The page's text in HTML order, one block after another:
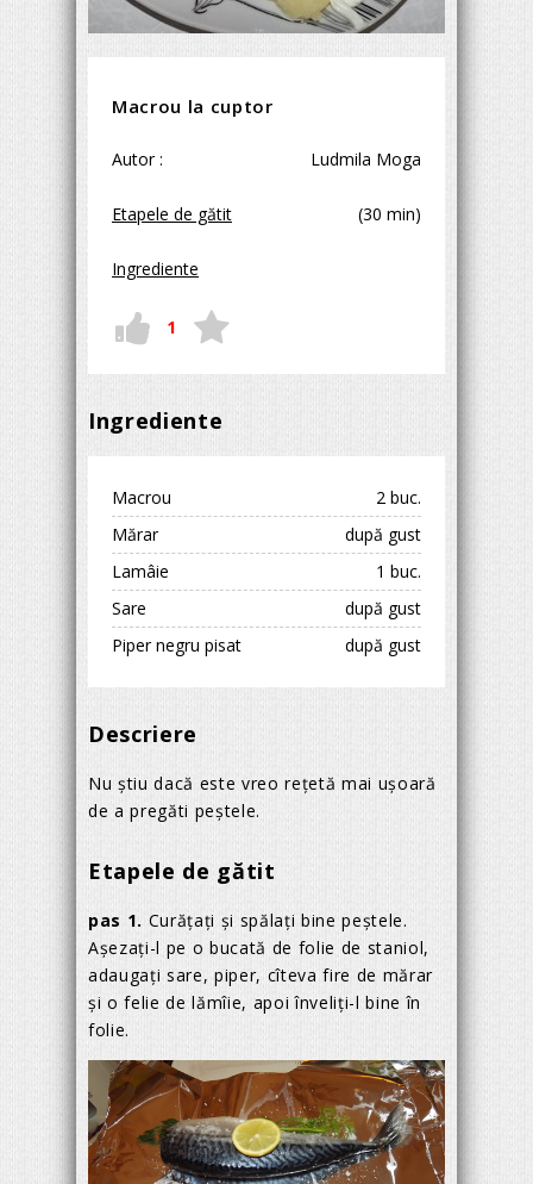
Macrou la cuptor
Autor : Ludmila Moga
Etapele de gătit (30 min)
Ingrediente
1
Ingrediente
Macrou
2 buc.
Mărar
după gust
Lamâie
1 buc.
Sare
după gust
Piper negru pisat
după gust
Descriere
Nu ştiu dacă este vreo reţetă mai uşoară
de a pregăti peştele.
Etapele de gătit
pas 1. Curăţaţi şi spălaţi bine peştele.
Aşezaţi-l pe o bucată de folie de staniol,
adaugaţi sare, piper, cîteva fire de mărar
şi o felie de lămîie, apoi înveliţi-l bine în
folie.